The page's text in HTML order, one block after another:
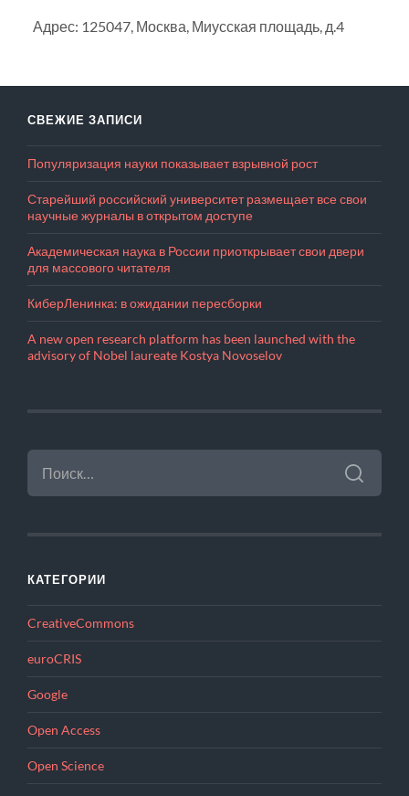
Адрес: 125047, Москва, Миусская площадь, д.4
СВЕЖИЕ ЗАПИСИ
Популяризация науки показывает взрывной рост
Старейший российский университет размещает все свои
научные журналы в открытом доступе
Академическая наука в России приоткрывает свои двери
для массового читателя
КиберЛенинка: в ожидании пересборки
A new open research platform has been launched with the
advisory of Nobel laureate Kostya Novoselov
НАЙТИ:
КАТЕГОРИИ
CreativeCommons
euroCRIS
Google
Open Access
Open Science